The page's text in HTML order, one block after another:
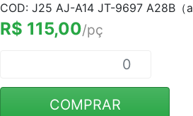
COD: J25 AJ-A14 JT-9697 A28B（
R$ 115,00/pç
COMPRAR